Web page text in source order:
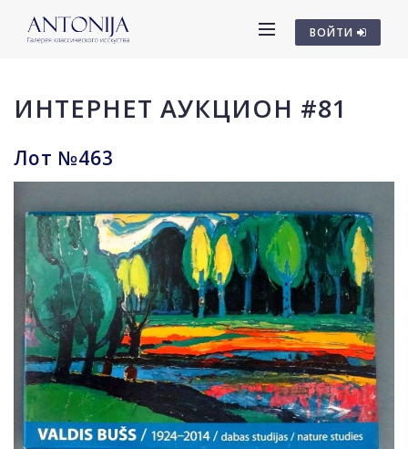
ВОЙТИ
ИНТЕРНЕТ АУКЦИОН #81
Лот №463